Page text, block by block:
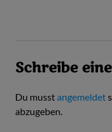
Schreibe
Du musstangemeldet
abzugeben.